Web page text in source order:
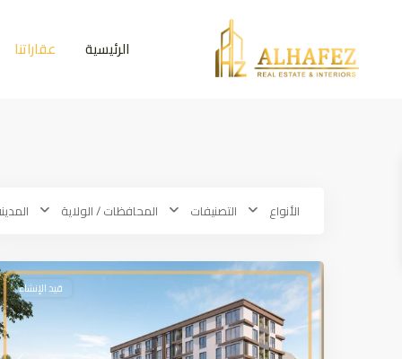
الرئيسية عقاراتنا
الأنواع التصنيفات المحافظات / الولاية
European
side
قيد الإنشاء